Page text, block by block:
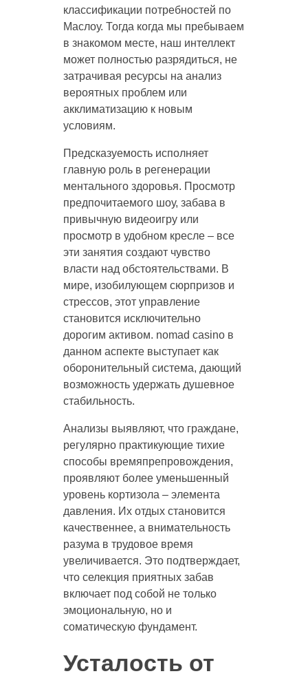
классификации потребностей по
Маслоу. Тогда когда мы пребываем
в знакомом месте, наш интеллект
может полностью разрядиться, не
затрачивая ресурсы на анализ
вероятных проблем или
акклиматизацию к новым
условиям.
Предсказуемость исполняет
главную роль в регенерации
ментального здоровья. Просмотр
предпочитаемого шоу, забава в
привычную видеоигру или
просмотр в удобном кресле – все
эти занятия создают чувство
власти над обстоятельствами. В
мире, изобилующем сюрпризов и
стрессов, этот управление
становится исключительно
дорогим активом. nomad casino в
данном аспекте выступает как
оборонительный система, дающий
возможность удержать душевное
стабильность.
Анализы выявляют, что граждане,
регулярно практикующие тихие
способы времяпрепровождения,
проявляют более уменьшенный
уровень кортизола – элемента
давления. Их отдых становится
качественнее, а внимательность
разума в трудовое время
увеличивается. Это подтверждает,
что селекция приятных забав
включает под собой не только
эмоциональную, но и
соматическую фундамент.
Усталость от